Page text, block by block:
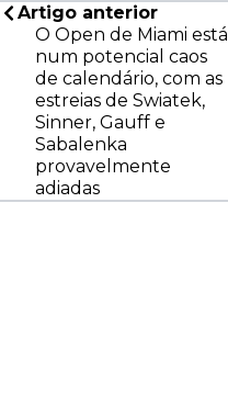
Artigo anterior
O Open de Miami está
num potencial caos
de calendário, com as
estreias de Swiatek,
Sinner, Gauff e
Sabalenka
provavelmente
adiadas